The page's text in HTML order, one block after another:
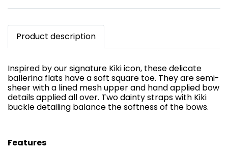
Product description
Inspired by our signature Kiki icon, these delicate
ballerina flats have a soft square toe. They are semi-
sheer with a lined mesh upper and hand applied bow
details applied all over. Two dainty straps with Kiki
buckle detailing balance the softness of the bows.
Features